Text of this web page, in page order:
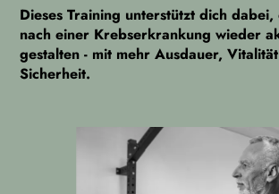
Dieses Training unterstützt dich
nach einer Krebserkrankung wieder
gestalten - mit mehr Ausdauer,
Sicherheit.